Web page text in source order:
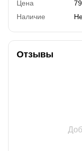
Цена
Наличие
Отзывы